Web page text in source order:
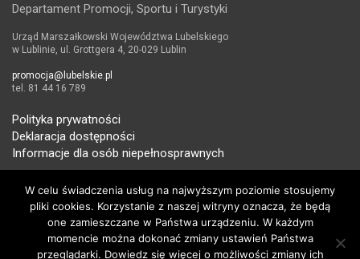
Departament Promocji, Sportu i Turystyki
Urząd Marszałkowski Województwa Lubelskiego
w Lublinie, ul. Grottgera 4, 20-029 Lublin
promocja@lubelskie.pl
tel. 81 44 16 789
Polityka prywatności
Deklaracja dostępności
Informacje dla osób niepełnosprawnych
Copyright © 2026Departament Promocji, Sportu i Turystyki
W celu świadczenia usług na najwyższym poziomie stosujemy
pliki cookies. Korzystanie z naszej witryny oznacza, że będą
one zamieszczane w Państwa urządzeniu. W każdym
momencie można dokonać zmiany ustawień Państwa
przeglądarki. Dowiedz się więcej o możliwości zmiany ich